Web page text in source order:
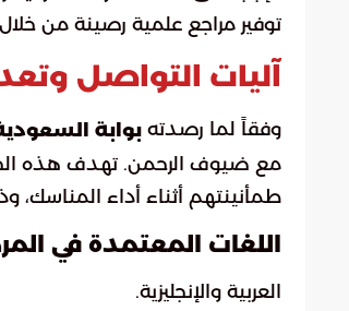
توفير مراجع علمية رصينة من
آليات التواصل
وفقاً لما رصدته بوابة
مع ضيوف الرحمن. تهدف هذه
طمأنينتهم أثناء أداء المناسك،
اللغات المعتمدة في
العربية والإنجليزية.